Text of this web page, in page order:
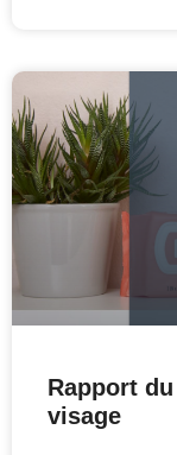
Rapport
visage